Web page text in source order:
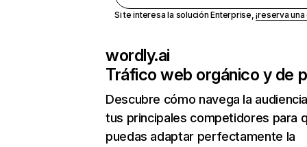
Si te interesa la solución Enterprise,¡reserva
wordly.ai
Tráfico web orgánico y de
Descubre cómo navega la
tus principales competidores para
puedas adaptar perfectamente la